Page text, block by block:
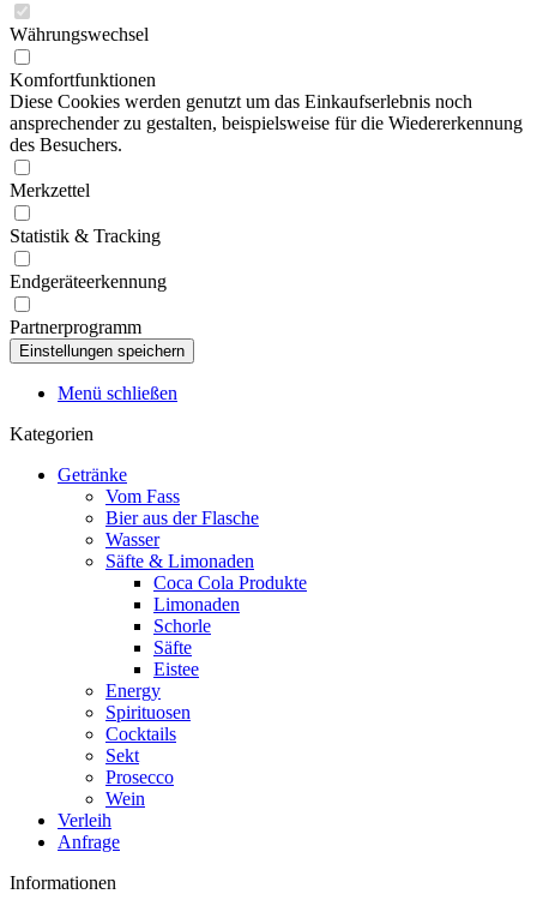
Währungswechsel
Komfortfunktionen
Diese Cookies werden genutzt um das Einkaufserlebnis noch
ansprechender zu gestalten, beispielsweise für die Wiedererkennung
des Besuchers.
Merkzettel
Statistik & Tracking
Endgeräteerkennung
Partnerprogramm
Menü schließen
Kategorien
Getränke
Vom Fass
Bier aus der Flasche
Wasser
Säfte & Limonaden
Coca Cola Produkte
Limonaden
Schorle
Säfte
Eistee
Energy
Spirituosen
Cocktails
Sekt
Prosecco
Wein
Verleih
Anfrage
Informationen